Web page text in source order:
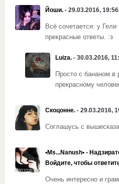
Йоши. - 29.03.2016, 19:56
Всё сочетается: у
прекрасные ответы. :з
Luiza. - 30.03.2016,
Просто с бананом
прекрасному
Скоцонне. - 29.03.2016,
Соглашусь с
▪Ms...Nanush▪ -
Войдите, чтобы
Очень интересно и